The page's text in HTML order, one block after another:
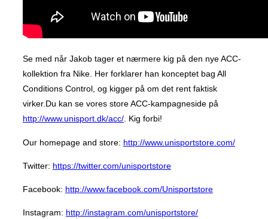
Se med når Jakob tager et nærmere kig på den nye ACC-
kollektion fra Nike. Her forklarer han konceptet bag All
Conditions Control, og kigger på om det rent faktisk
virker.Du kan se vores store ACC-kampagneside på
http://www.unisport.dk/acc/. Kig forbi!
Our homepage and store: http://www.unisportstore.com/
Twitter: https://twitter.com/unisportstore
Facebook: http://www.facebook.com/Unisportstore
Instagram: http://instagram.com/unisportstore/